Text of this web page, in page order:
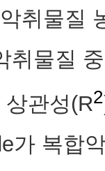
취물질
취물질
관성(R2
가 복합